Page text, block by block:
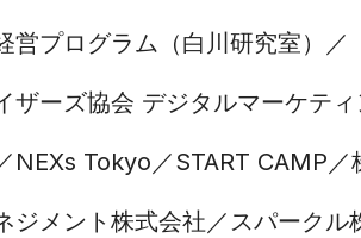
プログラム（白川研究室）
ザーズ協会 デジタルマーケテ
NEXs Tokyo START CAMP
ジメント株式会社 スパークル